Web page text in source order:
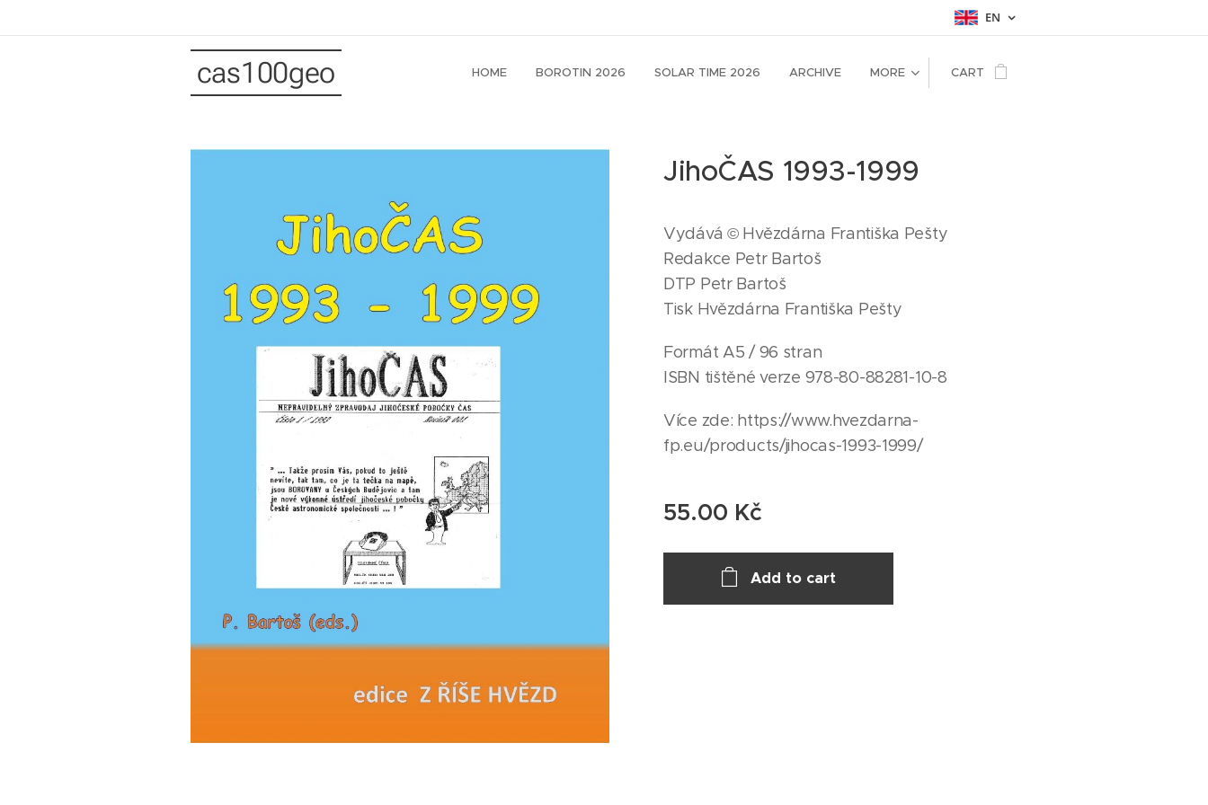
EN
cas100geo HOME BOROTIN 2026 SOLAR TIME 2026 ARCHIVE MORE CART
JihoČAS 1993-1999
Vydává © Hvězdárna Františka Pešty
Redakce Petr Bartoš
DTP Petr Bartoš
Tisk Hvězdárna Františka Pešty
Formát A5 / 96 stran
ISBN tištěné verze 978-80-88281-10-8
Více zde: https://www.hvezdarna-
fp.eu/products/jihocas-1993-1999/
55.00 Kč
Add to cart